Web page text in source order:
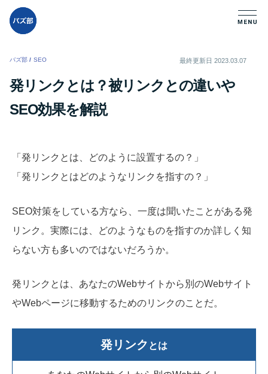
バズ部 / SEO 最終更新日 2023.03.07
発リンクとは？被リンクとの違いや
SEO効果を解説
「発リンクとは、どのように設置するの？」
「発リンクとはどのようなリンクを指すの？」
SEO対策をしている方なら、一度は聞いたことがある発
リンク。実際には、どのようなものを指すのか詳しく知
らない方も多いのではないだろうか。
発リンクとは、あなたのWebサイトから別のWebサイト
やWebページに移動するためのリンクのことだ。
発リンク とは